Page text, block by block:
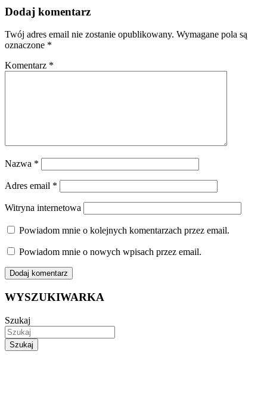
Dodaj komentarz
Twój adres email nie zostanie opublikowany. Wymagane pola są
oznaczone *
Komentarz *
Nazwa *
Adres email *
Witryna internetowa
Powiadom mnie o kolejnych komentarzach przez email.
Powiadom mnie o nowych wpisach przez email.
WYSZUKIWARKA
Szukaj
Szukaj